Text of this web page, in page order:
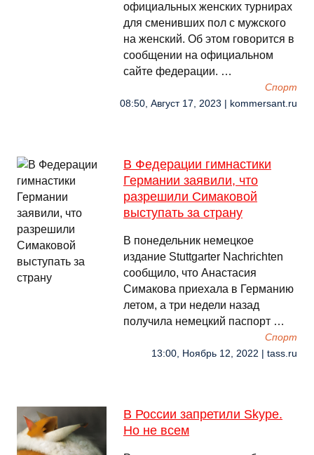
официальных женских турнирах
для сменивших пол с мужского
на женский. Об этом говорится в
сообщении на официальном
сайте федерации. …
Спорт
08:50, Август 17, 2023 | kommersant.ru
В Федерации гимнастики
Германии заявили, что
разрешили Симаковой
выступать за страну
В понедельник немецкое
издание Stuttgarter Nachrichten
сообщило, что Анастасия
Симакова приехала в Германию
летом, а три недели назад
получила немецкий паспорт …
Спорт
13:00, Ноябрь 12, 2022 | tass.ru
В России запретили Skype.
Но не всем